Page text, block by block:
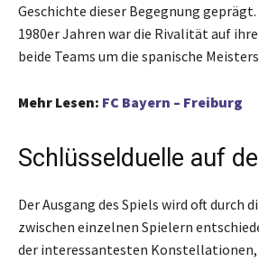
Geschichte dieser Begegnung geprägt.
1980er Jahren war die Rivalität auf
beide Teams um die spanische
Mehr Lesen: FC Bayern – Freiburg
Schlüsselduelle auf
Der Ausgang des Spiels wird oft durch
zwischen einzelnen Spielern
der interessantesten Konstellationen,